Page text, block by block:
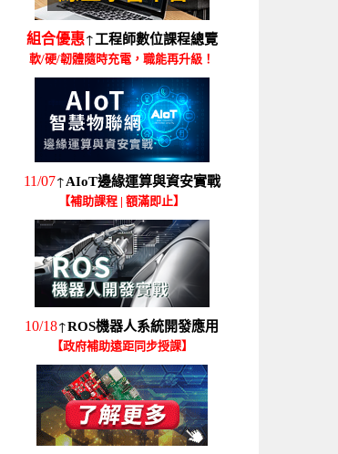
組合優惠↑工程師數位課程總覽
軟/硬/韌體隨時充電，職能再升級！
11/07↑AIoT邊緣運算與資安實戰
【補助課程 | 額滿即止】
10/18↑ROS機器人系統開發應用
【政府補助遠距同步授課】